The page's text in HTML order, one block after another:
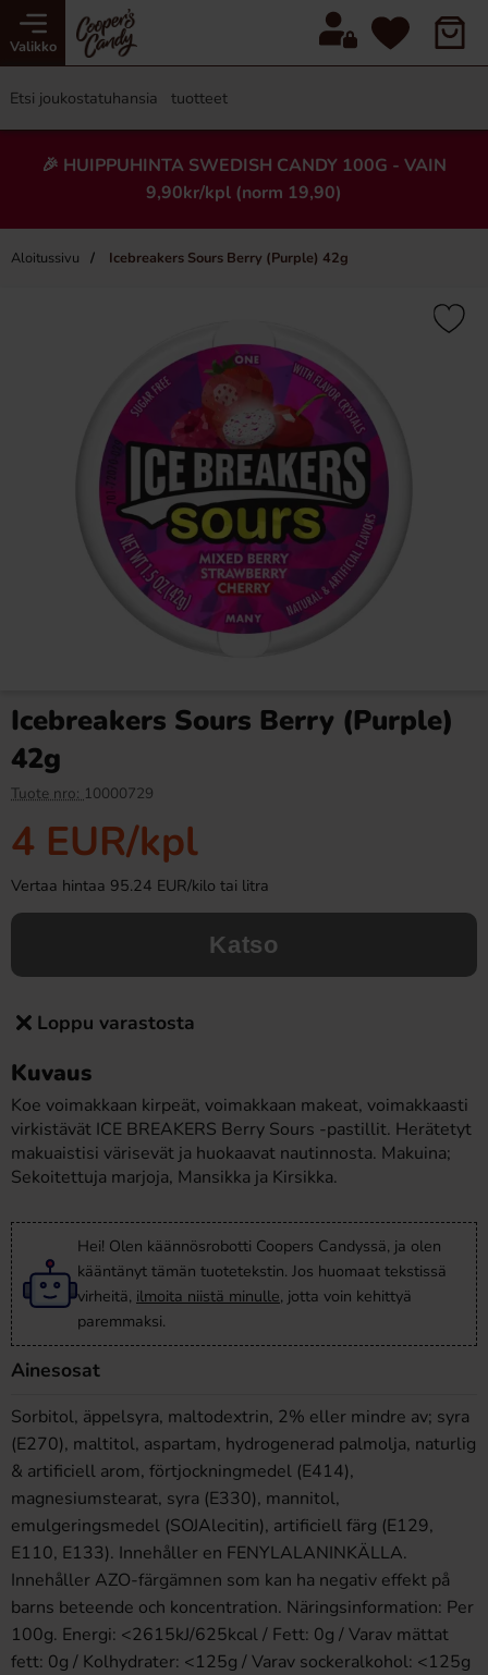
Valikko
🎉 HUIPPUHINTA SWEDISH CANDY 100G - VAIN
9,90kr/kpl (norm 19,90)
Aloitussivu Icebreakers Sours Berry (Purple) 42g
×
Icebreakers Sours Berry (Purple)
42g
Tuote nro: 10000729
4 EUR/kpl
Vertaa hintaa 95.24 EUR/kilo tai litra
Katso
Loppu varastosta
Kuvaus
Koe voimakkaan kirpeät, voimakkaan makeat, voimakkaasti
virkistävät ICE BREAKERS Berry Sours -pastillit. Herätetyt
makuaistisi värisevät ja huokaavat nautinnosta. Makuina;
Sekoitettuja marjoja, Mansikka ja Kirsikka.
Hei! Olen käännösrobotti Coopers Candyssä, ja olen
kääntänyt tämän tuotetekstin. Jos huomaat tekstissä
virheitä, ilmoita niistä minulle, jotta voin kehittyä
paremmaksi.
Ainesosat
Sorbitol, äppelsyra, maltodextrin, 2% eller mindre av; syra
(E270), maltitol, aspartam, hydrogenerad palmolja, naturlig
& artificiell arom, förtjockningmedel (E414),
magnesiumstearat, syra (E330), mannitol,
emulgeringsmedel (SOJAlecitin), artificiell färg (E129,
E110, E133). Innehåller en FENYLALANINKÄLLA.
Innehåller AZO-färgämnen som kan ha negativ effekt på
barns beteende och koncentration. Näringsinformation: Per
100g. Energi: <2615kJ/625kcal / Fett: 0g / Varav mättat
fett: 0g / Kolhydrater: <125g / Varav sockeralkohol: <125g